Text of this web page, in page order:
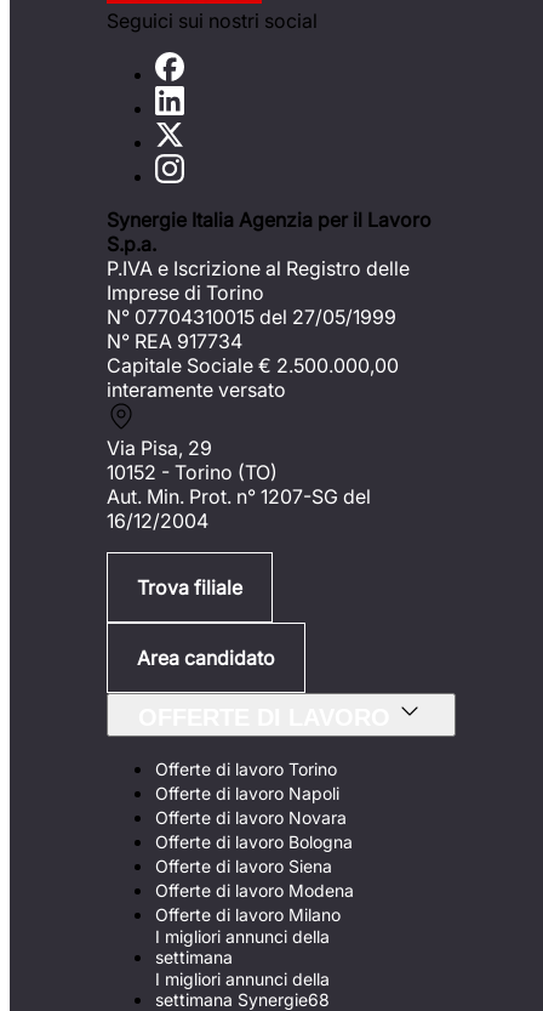
Seguici sui nostri social
Synergie Italia Agenzia per il Lavoro
S.p.a.
P.IVA e Iscrizione al Registro delle
Imprese di Torino
N° 07704310015 del 27/05/1999
N° REA 917734
Capitale Sociale € 2.500.000,00
interamente versato
Via Pisa, 29
10152 - Torino (TO)
Aut. Min. Prot. n° 1207-SG del
16/12/2004
Trova filiale
Area candidato
Offerte di lavoro Torino
Offerte di lavoro Napoli
Offerte di lavoro Novara
Offerte di lavoro Bologna
Offerte di lavoro Siena
Offerte di lavoro Modena
Offerte di lavoro Milano
I migliori annunci della
settimana
I migliori annunci della
settimana Synergie68